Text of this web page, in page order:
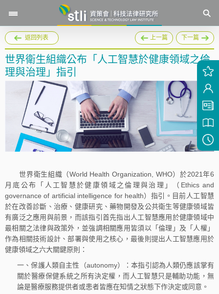
返回列表 上一篇 下一篇
世界衛生組織公布「人工智慧於健康領域之倫
理與治理」指引
世界衛生組織（World Health Organization, WHO）於2021年6
月底公布「人工智慧於健康領域之倫理與治理」（Ethics and
governance of artificial intelligence for health）指引。目前人工智慧
於在改善診斷、治療、健康研究、藥物開發及公共衛生等健康領域皆
有廣泛之應用與前景，而該指引首先指出人工智慧應用於健康領域中
最相關之法律與政策外，並強調相關應用皆須以「倫理」及「人權」
作為相關技術設計、部署與使用之核心，最後則提出人工智慧應用於
健康領域之六大關鍵原則：
一、保護人類自主性（autonomy）：本指引認為人類仍應該掌有
關於醫療保健系統之所有決定權，而人工智慧只是輔助功能，無
論是醫療服務提供者或患者皆應在知情之狀態下作決定或同意。